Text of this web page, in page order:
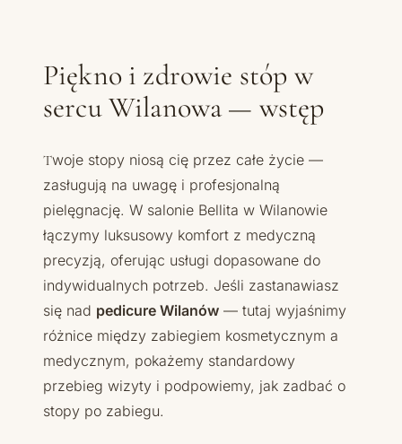
Piękno i zdrowie stóp w
sercu Wilanowa — wstęp
Twoje stopy niosą cię przez całe życie —
zasługują na uwagę i profesjonalną
pielęgnację. W salonie Bellita w Wilanowie
łączymy luksusowy komfort z medyczną
precyzją, oferując usługi dopasowane do
indywidualnych potrzeb. Jeśli zastanawiasz
się nad pedicure Wilanów — tutaj wyjaśnimy
różnice między zabiegiem kosmetycznym a
medycznym, pokażemy standardowy
przebieg wizyty i podpowiemy, jak zadbać o
stopy po zabiegu.